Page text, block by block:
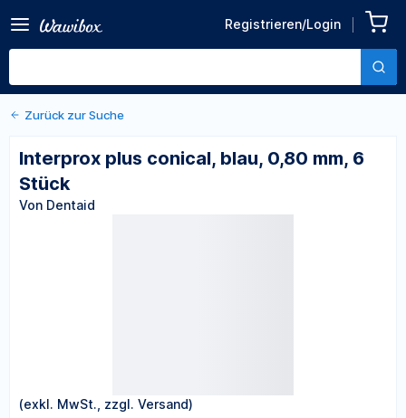
Registrieren/Login
0,80 mm, 6 Stück
Von Dentaid
Zurück zu den Produktdetails
Zurück zur Suche
Interprox plus conical, blau, 0,80 mm, 6
Stück
Von Dentaid
(exkl. MwSt., zzgl. Versand)